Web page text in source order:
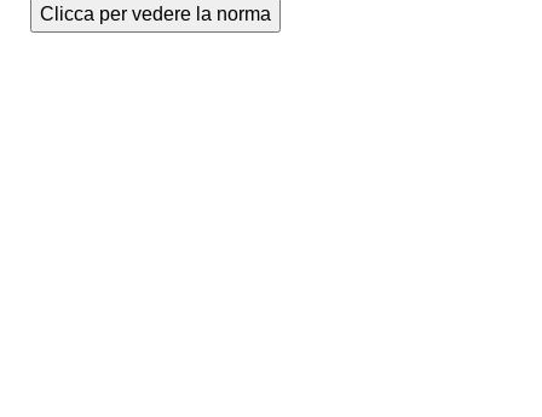
Clicca per vedere la norma